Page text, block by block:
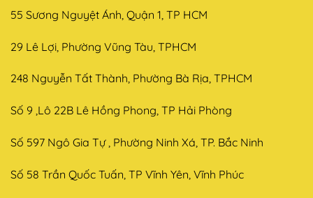
55 Sương Nguyệt Ánh, Quận 1, TP HCM
29 Lê Lợi, Phường Vũng Tàu, TPHCM
248 Nguyễn Tất Thành, Phường Bà Rịa, TPHCM
Số 9 ,Lô 22B Lê Hồng Phong, TP Hải Phòng
Số 597 Ngô Gia Tự , Phường Ninh Xá, TP. Bắc Ninh
Số 58 Trần Quốc Tuấn, TP Vĩnh Yên, Vĩnh Phúc